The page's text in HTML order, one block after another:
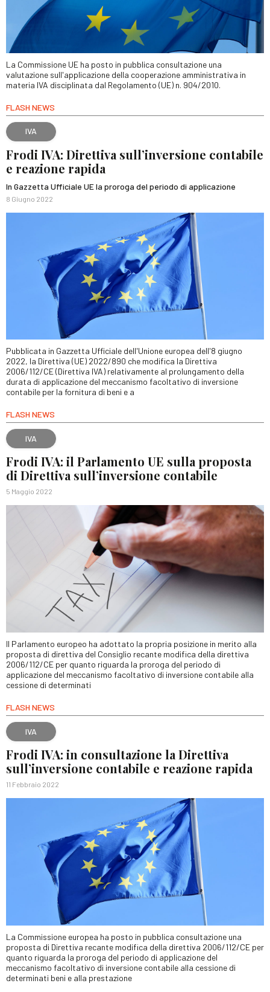
La Commissione UE ha posto in pubblica consultazione una
valutazione sull'applicazione della cooperazione amministrativa in
materia IVA disciplinata dal Regolamento (UE) n. 904/2010.
FLASH NEWS
IVA
Frodi IVA: Direttiva sull’inversione contabile
e reazione rapida
In Gazzetta Ufficiale UE la proroga del periodo di applicazione
8 Giugno 2022
Pubblicata in Gazzetta Ufficiale dell'Unione europea dell'8 giugno
2022, la Direttiva (UE) 2022/890 che modifica la Direttiva
2006/112/CE (Direttiva IVA) relativamente al prolungamento della
durata di applicazione del meccanismo facoltativo di inversione
contabile per la fornitura di beni e a
FLASH NEWS
IVA
Frodi IVA: il Parlamento UE sulla proposta
di Direttiva sull’inversione contabile
5 Maggio 2022
Il Parlamento europeo ha adottato la propria posizione in merito alla
proposta di direttiva del Consiglio recante modifica della direttiva
2006/112/CE per quanto riguarda la proroga del periodo di
applicazione del meccanismo facoltativo di inversione contabile alla
cessione di determinati
FLASH NEWS
IVA
Frodi IVA: in consultazione la Direttiva
sull’inversione contabile e reazione rapida
11 Febbraio 2022
La Commissione europea ha posto in pubblica consultazione una
proposta di Direttiva recante modifica della direttiva 2006/112/CE per
quanto riguarda la proroga del periodo di applicazione del
meccanismo facoltativo di inversione contabile alla cessione di
determinati beni e alla prestazione